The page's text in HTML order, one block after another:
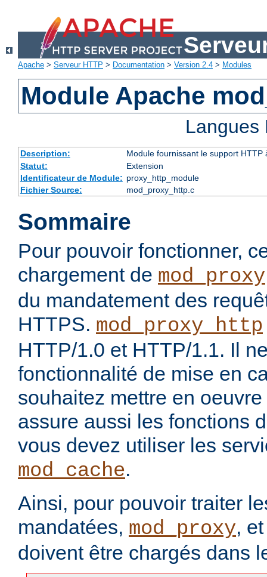
Apache > Serveur HTTP > Documentation > Version 2.4 > Modules
Module Apache
Description:
Module fournissant le support HTTP
Statut:
Extension
Identificateur de Module: proxy_http_module
Fichier Source:
mod_proxy_http.c
Sommaire
Pour pouvoir fonctionner,
chargement de mod_proxy
du mandatement des
HTTPS. mod_proxy_http
HTTP/1.0 et HTTP/1.1. Il
fonctionnalité de mise en
souhaitez mettre en
assure aussi les fonctions
vous devez utiliser les
mod_cache.
Ainsi, pour pouvoir traiter
mandatées, mod_proxy,
doivent être chargés dans